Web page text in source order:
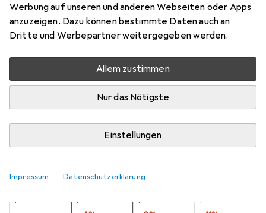
Werbung auf unseren und anderen Webseiten oder Apps
anzuzeigen. Dazu können bestimmte Daten auch an
Dritte und Werbepartner weitergegeben werden.
Allem zustimmen
Nur das Nötigste
Einstellungen
Impressum Datenschutzerklärung
Schneller lieferbar
Angebot fürEUR
21,52
12
Zwischen Sa, 15.8. und Di, 18.8. geliefert
Mehr als 10 Stück an Lager beim Lieferanten
1 Stück
2 Stück
3 Stück